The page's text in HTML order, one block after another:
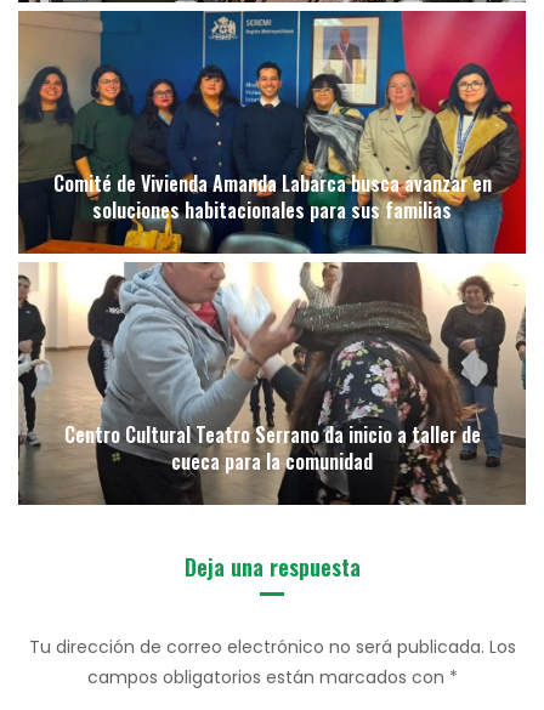
Comité de Vivienda Amanda Labarca busca avanzar en
soluciones habitacionales para sus familias
Centro Cultural Teatro Serrano da inicio a taller de
cueca para la comunidad
Deja una respuesta
Tu dirección de correo electrónico no será publicada. Los
campos obligatorios están marcados con *